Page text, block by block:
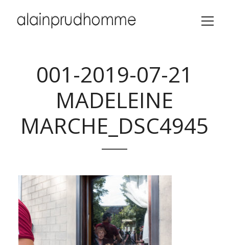
001-2019-07-21
MADELEINE
MARCHE_DSC4945